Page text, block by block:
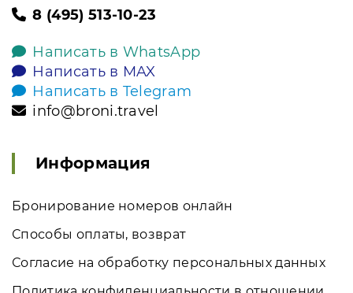
8 (495) 513-10-23
Написать в WhatsApp
Написать в MAX
Написать в Telegram
info@broni.travel
Информация
Бронирование номеров онлайн
Способы оплаты, возврат
Согласие на обработку персональных данных